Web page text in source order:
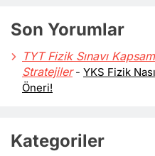
Son Yorumlar
TYT Fizik Sınavı
Stratejiler- YKS Fizik
Öneri!
Kategoriler